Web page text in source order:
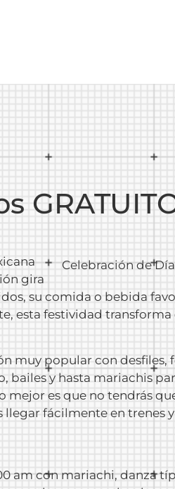
Celebración de
gira
su comida o bebida
esta festividad
muy popular con desfiles,
bailes y hasta mariachis
mejor es que no tendrás
fácilmente en trenes
am con mariachi, danza